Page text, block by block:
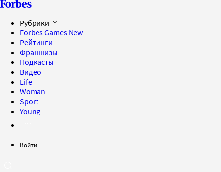
Рубрики
Forbes Games New
Рейтинги
Франшизы
Подкасты
Видео
Life
Woman
Sport
Young
Войти